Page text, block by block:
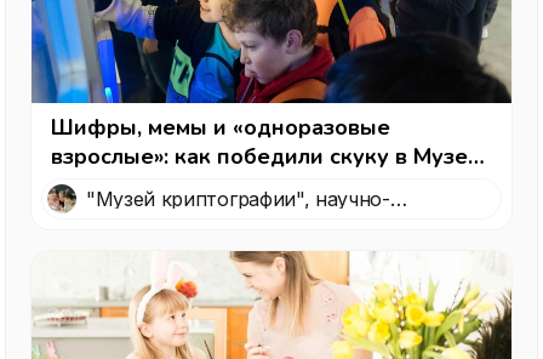
Шифры, мемы и «одноразовые
взрослые»: как победили скуку в Музее
криптографии — интересный вариант,
куда пойти с детьми в Москве
"Музей криптографии", научно-